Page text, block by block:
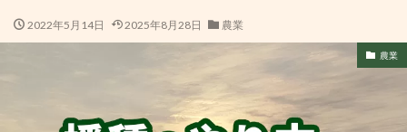
2022年5月14日 2025年8月28日 農業
農業